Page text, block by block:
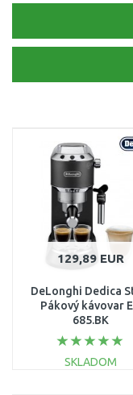
129,89 EUR
DeLonghi Dedica
Pákový kávovar
685.BK
SKLADOM